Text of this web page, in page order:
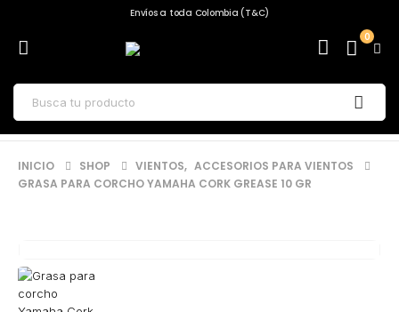
Envíos a toda Colombia (T&C)
0
INICIO SHOP VIENTOS, ACCESORIOS PARA VIENTOS
GRASA PARA CORCHO YAMAHA CORK GREASE 10 GR